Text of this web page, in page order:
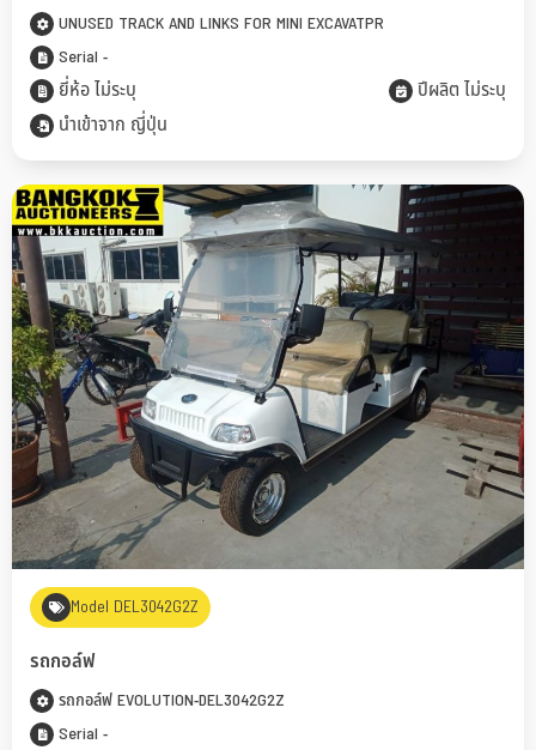
UNUSED TRACK AND LINKS FOR MINI EXCAVATPR
Serial -
ยี่ห้อ ไม่ระบุ
ปีผลิต ไม่ระบุ
นำเข้าจาก ญี่ปุ่น
Model DEL3042G2Z
รถกอล์ฟ
รถกอล์ฟ EVOLUTION-DEL3042G2Z
Serial -